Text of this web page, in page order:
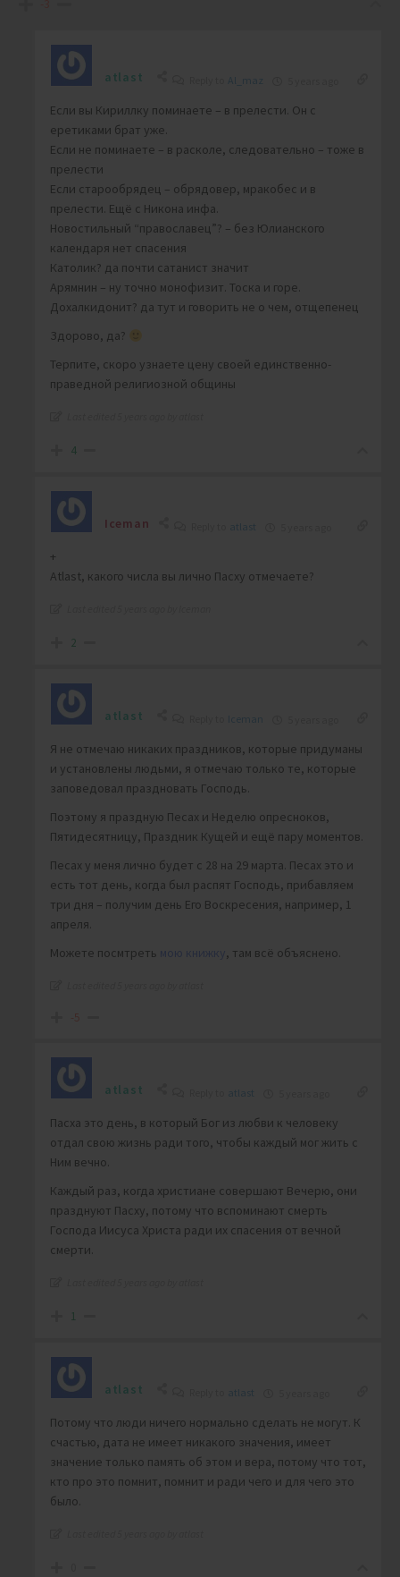
atlast Al_maz
Если вы Кириллку поминаете – в прелести. Он с
еретиками брат уже.
Если не поминаете – в расколе, следовательно – тоже в
прелести
Если старообрядец – обрядовер, мракобес и в
прелести. Ещё с Никона инфа.
Новостильный “православец”? – без Юлианского
календаря нет спасения
Католик? да почти сатанист значит
Арямнин – ну точно монофизит. Тоска и горе.
Дохалкидонит? да тут и говорить не о чем, отщепенец
Здорово, да?
Терпите, скоро узнаете цену своей единственно-
праведной религиозной общины
4
Iceman atlast
+
Atlast, какого числа вы лично Пасху отмечаете?
2
atlast Iceman
Я не отмечаю никаких праздников, которые придуманы
и установлены людьми, я отмечаю только те, которые
заповедовал праздновать Господь.
Поэтому я праздную Песах и Неделю опресноков,
Пятидесятницу, Праздник Кущей и ещё пару моментов.
Песах у меня лично будет с 28 на 29 марта. Песах это и
есть тот день, когда был распят Господь, прибавляем
три дня – получим день Его Воскресения, например, 1
апреля.
Можете посмтреть мою книжку , там всё объяснено.
-5
atlast atlast
Пасха это день, в который Бог из любви к человеку
отдал свою жизнь ради того, чтобы каждый мог жить с
Ним вечно.
Каждый раз, когда христиане совершают Вечерю, они
празднуют Пасху, потому что вспоминают смерть
Господа Иисуса Христа ради их спасения от вечной
смерти.
1
atlast atlast
Потому что люди ничего нормально сделать не могут. К
счастью, дата не имеет никакого значения, имеет
значение только память об этом и вера, потому что тот,
кто про это помнит, помнит и ради чего и для чего это
было.